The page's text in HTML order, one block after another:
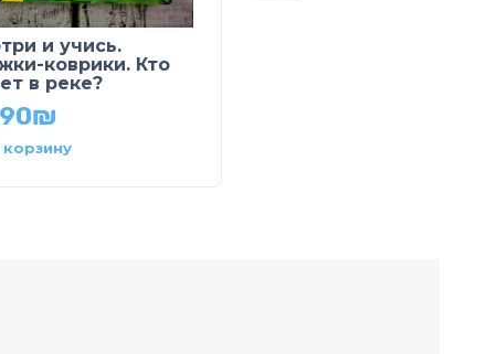
и учись.
коврики. Кто
в реке?
₪
корзину